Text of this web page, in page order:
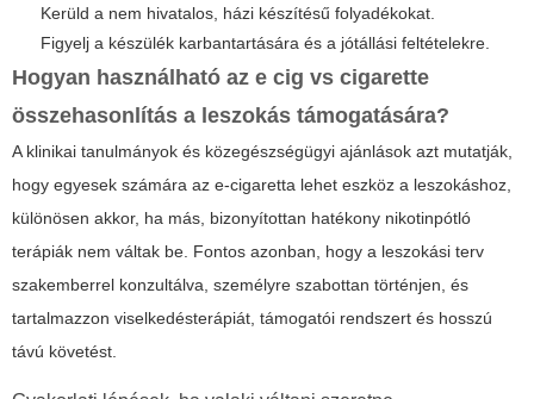
Kerüld a nem hivatalos, házi készítésű folyadékokat.
Figyelj a készülék karbantartására és a jótállási feltételekre.
Hogyan használható az e cig vs cigarette
összehasonlítás a leszokás támogatására?
A klinikai tanulmányok és közegészségügyi ajánlások azt mutatják,
hogy egyesek számára az e-cigaretta lehet eszköz a leszokáshoz,
különösen akkor, ha más, bizonyítottan hatékony nikotinpótló
terápiák nem váltak be. Fontos azonban, hogy a leszokási terv
szakemberrel konzultálva, személyre szabottan történjen, és
tartalmazzon viselkedésterápiát, támogatói rendszert és hosszú
távú követést.